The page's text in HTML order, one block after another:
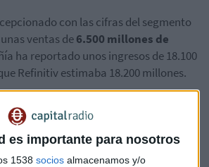
es importante para nosotros
1538 socios almacenamos y/o
con las cifras del segmento
ventas de6.500 millones de
ha reportado unos ingresos de 18.100
Refinitiv estimaba 18.200 millones.
Advanced
recurrir a fabricantes con mejor
culpa la reducción de ventas a la
en toda la industria.